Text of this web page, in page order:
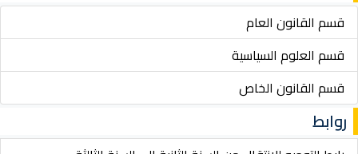
قسم القانون العام
قسم العلوم السياسية
قسم القانون الخاص
روابط